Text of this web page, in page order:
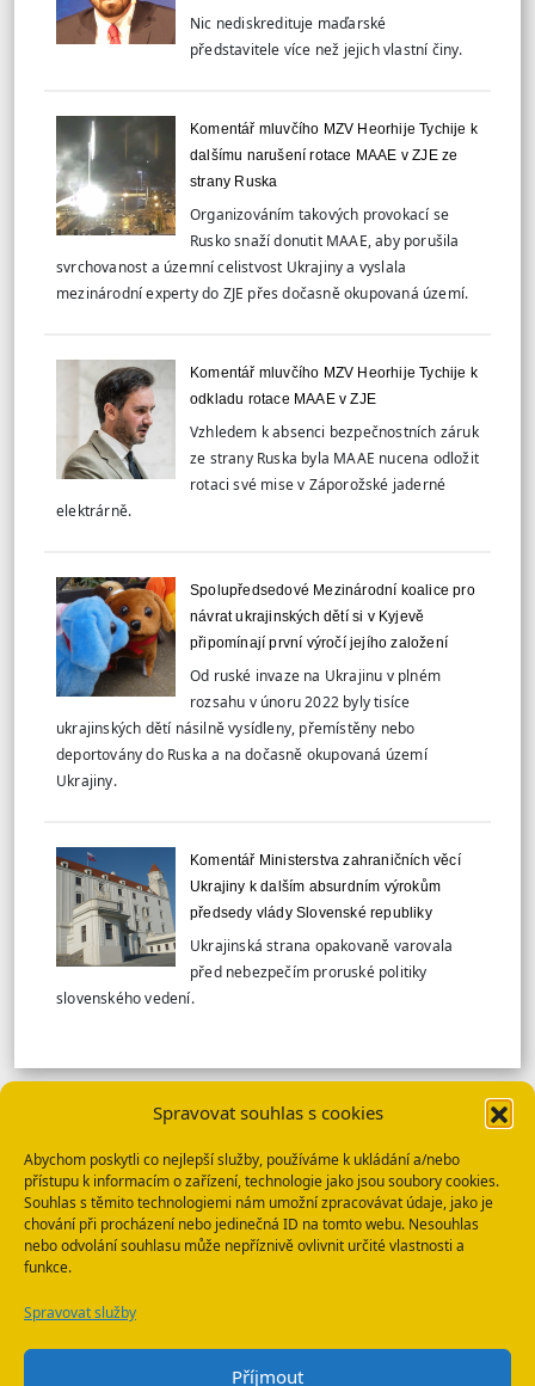
Spravovat souhlas s cookies
Abychom poskytli co nejlepší služby, používáme k ukládání a/nebo
přístupu k informacím o zařízení, technologie jako jsou soubory cookies.
Souhlas s těmito technologiemi nám umožní zpracovávat údaje, jako je
chování při procházení nebo jedinečná ID na tomto webu. Nesouhlas
nebo odvolání souhlasu může nepříznivě ovlivnit určité vlastnosti a
funkce.
Spravovat služby
Příjmout
Nic nediskredituje maďarské
představitele více než jejich vlastní činy.
Komentář mluvčího MZV Heorhije Tychije k
dalšímu narušení rotace MAAE v ZJE ze
strany Ruska
Organizováním takových provokací se
Rusko snaží donutit MAAE, aby porušila
svrchovanost a územní celistvost Ukrajiny a vyslala
mezinárodní experty do ZJE přes dočasně okupovaná území.
Komentář mluvčího MZV Heorhije Tychije k
odkladu rotace MAAE v ZJE
Vzhledem k absenci bezpečnostních záruk
ze strany Ruska byla MAAE nucena odložit
rotaci své mise v Záporožské jaderné
elektrárně.
Spolupředsedové Mezinárodní koalice pro
návrat ukrajinských dětí si v Kyjevě
připomínají první výročí jejího založení
Od ruské invaze na Ukrajinu v plném
rozsahu v únoru 2022 byly tisíce
ukrajinských dětí násilně vysídleny, přemístěny nebo
deportovány do Ruska a na dočasně okupovaná území
Ukrajiny.
Komentář Ministerstva zahraničních věcí
Ukrajiny k dalším absurdním výrokům
předsedy vlády Slovenské republiky
Ukrajinská strana opakovaně varovala
před nebezpečím proruské politiky
slovenského vedení.
VÍCE TISKOVÝCH ZPRÁV
SBU: HLEDANÉ OSOBY
WhatsApp
E-mail